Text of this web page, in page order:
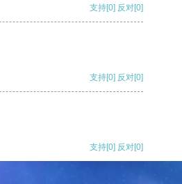
支持[0] 反对[0]
支持[0] 反对[0]
支持[0] 反对[0]